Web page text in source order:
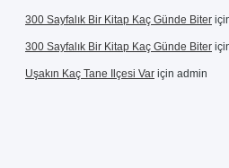
300 Sayfalık Bir Kitap Kaç Günde Biter
300 Sayfalık Bir Kitap Kaç Günde Biter
Uşakın Kaç Tane Ilçesi Var için admin